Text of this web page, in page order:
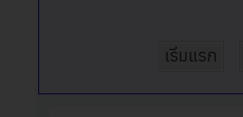
เริ่มแรก